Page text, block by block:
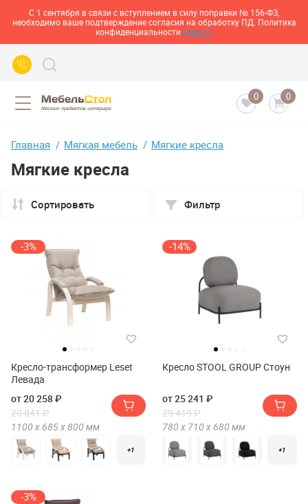
С 1 сентября в связи с вступлением в силу поправки № 156-ФЗ,
необходимо ваше подтверждение согласия на обработку ПД. Политика
конфиденциальности здесь>>
0 0
Главная Мягкая мебель Мягкие кресла
Мягкие кресла
Сортировать Фильтр
-3%
Кресло-трансформер Leset
Левада
от 20 258 ₽
20 841 ₽
1100 х 685 х800 мм
+1
-14%
Кресло STOOL GROUP Стоун
от 25 241 ₽
29 419 ₽
780 х 710 х 680 мм
+1
-3%